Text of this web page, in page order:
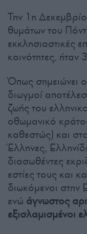
Την 1η
θυμάτων του
εκκλησιαστικές
κοινότητες,
Όπως σημειώνει ο
διωγμοί
ζωής του
οθωμανικό
καθεστώς) και
Έλληνες,
διασωθέντες
εστίες τους και
διωκόμενοι
ενώ άγνωστος
εξισλαμισμένοι